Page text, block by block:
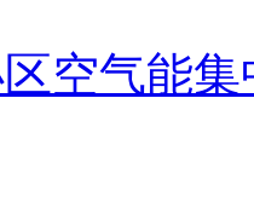
空气能